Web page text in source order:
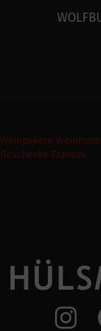
Weinpakete
Geschenke Express